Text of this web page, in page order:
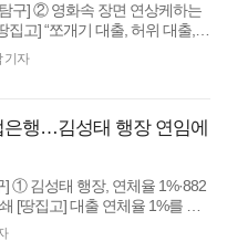
구] ② 영화속 장면 연상케하는
집고] “쪼개기 대출, 허위 대출,
공인을 지
기자
은행…김성태 행장 연임에
] ① 김성태 행장, 연체율 1%·882
반기까지 1조원 규모의 부실